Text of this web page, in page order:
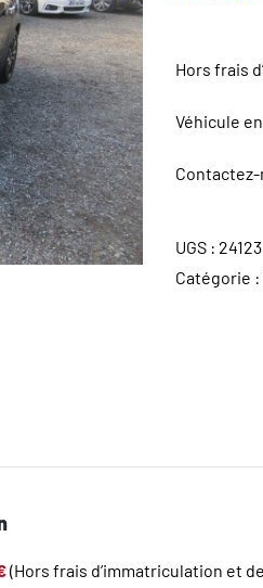
Hors frais
Véhicule
Contactez-
UGS :
Catégorie :
(Hors frais d’immatriculation et